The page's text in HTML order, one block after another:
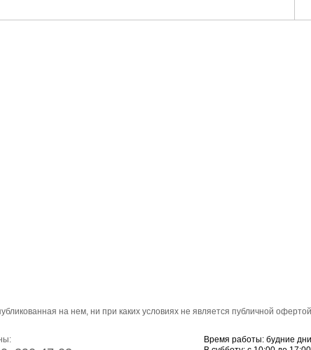
на нем, ни при каких условиях не является публичной
Время работы: будние